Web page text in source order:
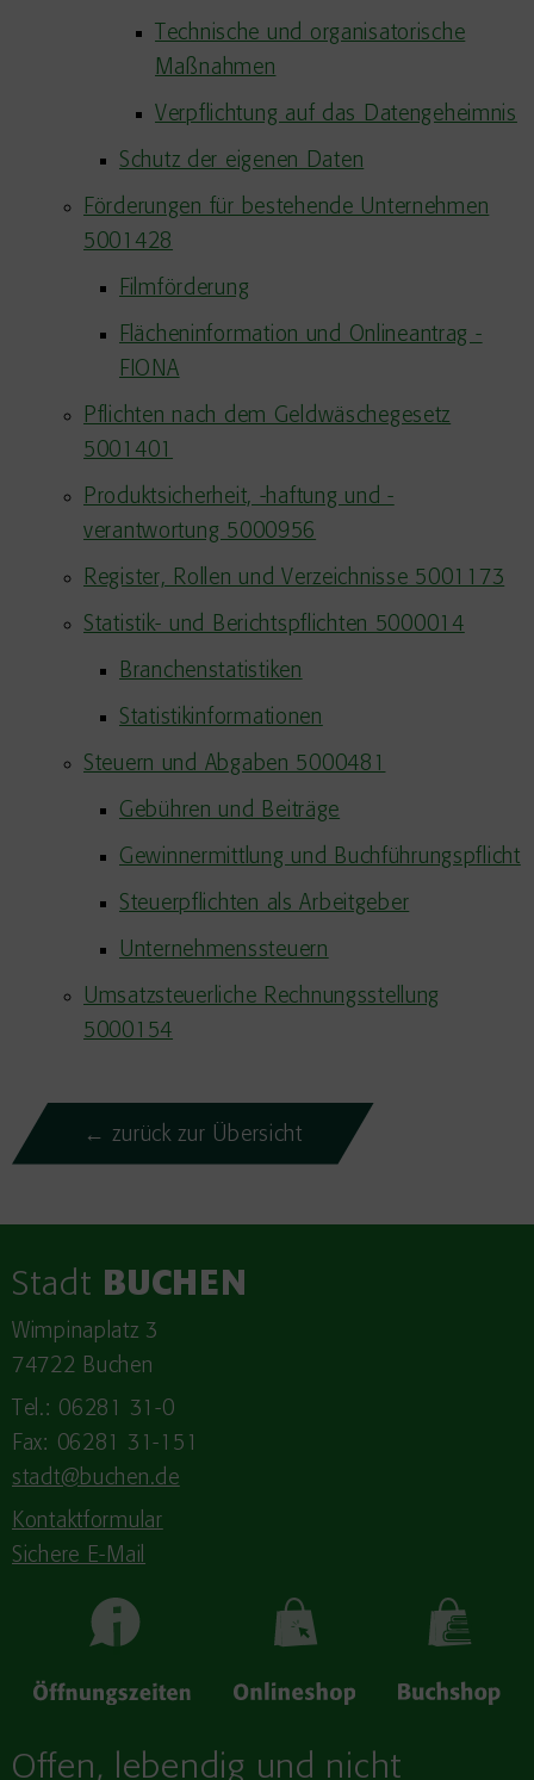
Technische und organisatorische
Maßnahmen
Verpflichtung auf das Datengeheimnis
Schutz der eigenen Daten
Förderungen für bestehende Unternehmen
5001428
Filmförderung
Flächeninformation und Onlineantrag -
FIONA
Pflichten nach dem Geldwäschegesetz
5001401
Produktsicherheit, -haftung und -
verantwortung 5000956
Register, Rollen und Verzeichnisse 5001173
Statistik- und Berichtspflichten 5000014
Branchenstatistiken
Statistikinformationen
Steuern und Abgaben 5000481
Gebühren und Beiträge
Gewinnermittlung und Buchführungspflicht
Steuerpflichten als Arbeitgeber
Unternehmenssteuern
Umsatzsteuerliche Rechnungsstellung
5000154
← zurück zur Übersicht
Stadt BUCHEN
Wimpinaplatz 3
74722 Buchen
Tel.: 06281 31-0
Fax: 06281 31-151
stadt@buchen.de
Kontaktformular
Sichere E-Mail
Offen, lebendig und nicht